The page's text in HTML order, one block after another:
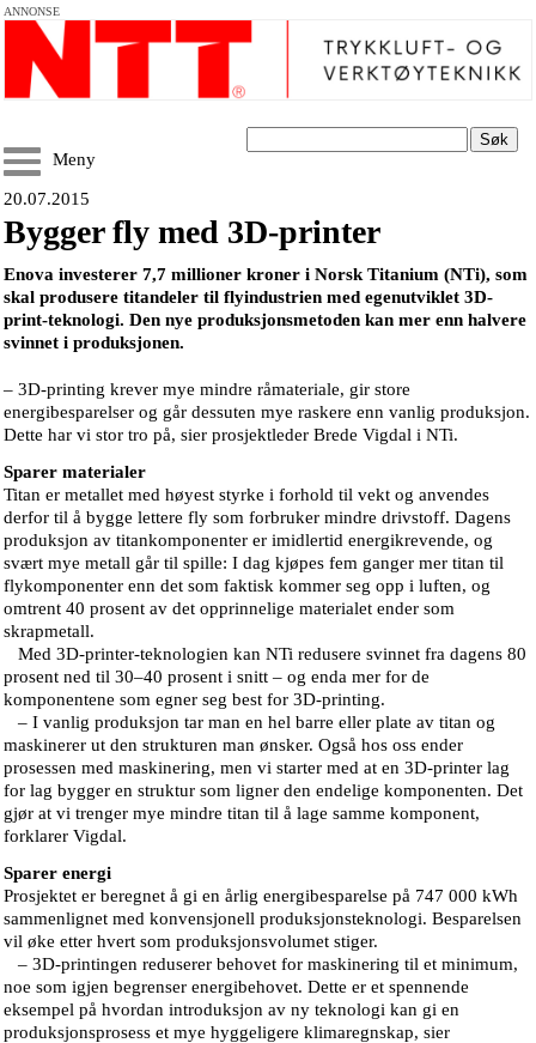
ANNONSE
Søk
Meny
20.07.2015
Bygger fly med 3D-printer
Enova investerer 7,7 millioner kroner i Norsk Titanium (NTi), som
skal produsere titandeler til flyindustrien med egenutviklet 3D-
print-teknologi. Den nye produksjonsmetoden kan mer enn halvere
svinnet i produksjonen.
– 3D-printing krever mye mindre råmateriale, gir store
energibesparelser og går dessuten mye raskere enn vanlig produksjon.
Dette har vi stor tro på, sier prosjektleder Brede Vigdal i NTi.
Sparer materialer
Titan er metallet med høyest styrke i forhold til vekt og anvendes
derfor til å bygge lettere fly som forbruker mindre drivstoff. Dagens
produksjon av titankomponenter er imidlertid energikrevende, og
svært mye metall går til spille: I dag kjøpes fem ganger mer titan til
flykomponenter enn det som faktisk kommer seg opp i luften, og
omtrent 40 prosent av det opprinnelige materialet ender som
skrapmetall.
Med 3D-printer-teknologien kan NTi redusere svinnet fra dagens 80
prosent ned til 30–40 prosent i snitt – og enda mer for de
komponentene som egner seg best for 3D-printing.
– I vanlig produksjon tar man en hel barre eller plate av titan og
maskinerer ut den strukturen man ønsker. Også hos oss ender
prosessen med maskinering, men vi starter med at en 3D-printer lag
for lag bygger en struktur som ligner den endelige komponenten. Det
gjør at vi trenger mye mindre titan til å lage samme komponent,
forklarer Vigdal.
Sparer energi
Prosjektet er beregnet å gi en årlig energibesparelse på 747 000 kWh
sammenlignet med konvensjonell produksjonsteknologi. Besparelsen
vil øke etter hvert som produksjonsvolumet stiger.
– 3D-printingen reduserer behovet for maskinering til et minimum,
noe som igjen begrenser energibehovet. Dette er et spennende
eksempel på hvordan introduksjon av ny teknologi kan gi en
produksjonsprosess et mye hyggeligere klimaregnskap, sier